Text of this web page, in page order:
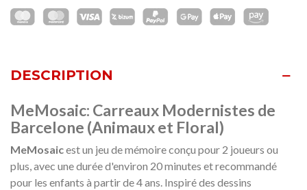
DESCRIPTION
MeMosaic: Carreaux Modernistes de
Barcelone (Animaux et Floral)
MeMosaicest un jeu de mémoire conçu pour 2 joueurs ou
plus, avec une durée d'environ 20 minutes et recommandé
pour les enfants à partir de 4 ans. Inspiré des dessins